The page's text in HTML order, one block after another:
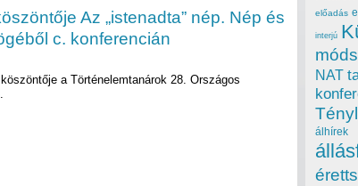
Az „istenadta” nép. Nép és
c. konferencián
a Történelemtanárok 28. Országos
előadás
interjú
NAT
álhírek